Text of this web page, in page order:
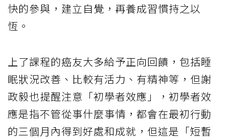
快的參與，建立自覺，再養成習慣持之以
恆。
上了課程的癌友大多給予正向回饋，包括睡
眠狀況改善、比較有活力、有精神等，但謝
政毅也提醒注意「初學者效應」，初學者效
應是指不管從事什麼事情，都會在最初行動
的三個月內得到好處和成就，但這是「短暫